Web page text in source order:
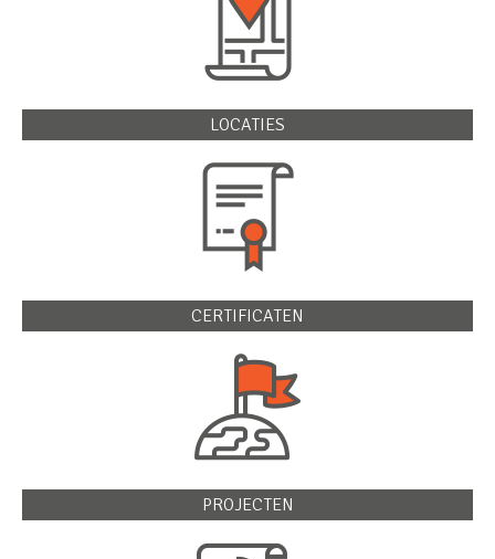
LOCATIES
CERTIFICATEN
PROJECTEN